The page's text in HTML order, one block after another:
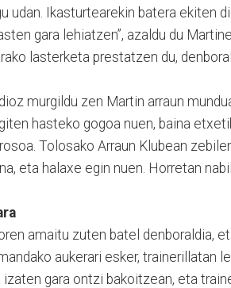
udan. Ikasturtearekin batera ekiten
gara lehiatzen”, azaldu du
lasterketa prestatzen du,
murgildu zen Martin arraun
hasteko gogoa nuen, baina
Tolosako Arraun Klubean
eta halaxe egin nuen. Horretan
amaitu zuten batel denboraldia,
aukerari esker, trainerillatan
gara ontzi bakoitzean, eta